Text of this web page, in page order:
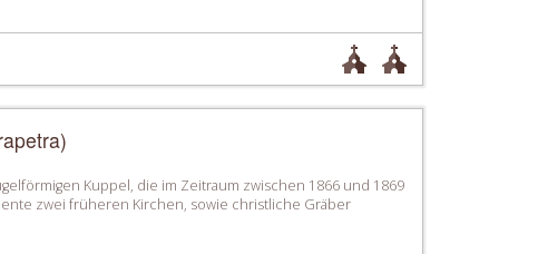
Kuppel, die im Zeitraum zwischen 1866 und 1869
zwei früheren Kirchen, sowie christliche Gräber